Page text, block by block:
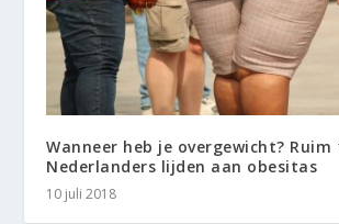
Wanneer heb je overgewicht? Ruim
Nederlanders lijden aan obesitas
10 juli 2018